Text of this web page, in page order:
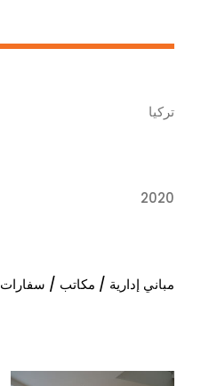
تركيا
2020
مباني إدارية / مكاتب / سفارات